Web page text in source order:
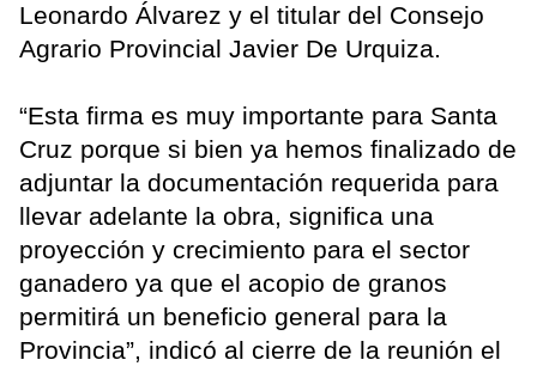
Leonardo Álvarez y el titular del Consejo
Agrario Provincial Javier De Urquiza.
“Esta firma es muy importante para Santa
Cruz porque si bien ya hemos finalizado de
adjuntar la documentación requerida para
llevar adelante la obra, significa una
proyección y crecimiento para el sector
ganadero ya que el acopio de granos
permitirá un beneficio general para la
Provincia”, indicó al cierre de la reunión el